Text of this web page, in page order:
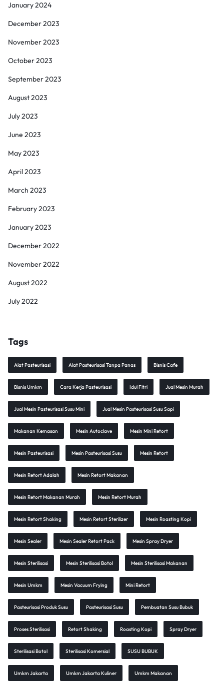
January 2024
December 2023
November 2023
October 2023
September 2023
August 2023
July 2023
June 2023
May 2023
April 2023
March 2023
February 2023
January 2023
December 2022
November 2022
August 2022
July 2022
Tags
Alat Pasteurisasi Alat Pasteurisasi Tanpa Panas Bisnis Cafe
Bisnis Umkm Cara Kerja Pasteurisasi Idul Fitri Jual Mesin Murah
Jual Mesin Pasteurisasi Susu Mini Jual Mesin Pasteurisasi Susu Sapi
Makanan Kemasan Mesin Autoclave Mesin Mini Retort
Mesin Pasteurisasi Mesin Pasteurisasi Susu Mesin Retort
Mesin Retort Adalah Mesin Retort Makanan
Mesin Retort Makanan Murah Mesin Retort Murah
Mesin Retort Shaking Mesin Retort Sterilizer Mesin Roasting Kopi
Mesin Sealer Mesin Sealer Retort Pack Mesin Spray Dryer
Mesin Sterilisasi Mesin Sterilisasi Botol Mesin Sterilisasi Makanan
Mesin Umkm Mesin Vacuum Frying Mini Retort
Pasteurisasi Produk Susu Pasteurisasi Susu Pembuatan Susu Bubuk
Proses Sterilisasi Retort Shaking Roasting Kopi Spray Dryer
Sterilisasi Botol Sterilisasi Komersial SUSU BUBUK
Umkm Jakarta Umkm Jakarta Kuliner Umkm Makanan